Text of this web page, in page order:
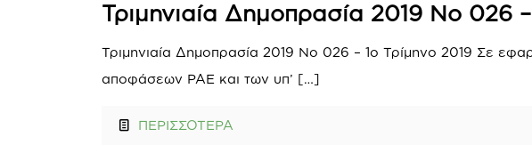
Τριμηνιαία Δημοπρασία 2019 Νο 026
Τριμηνιαία Δημοπρασία 2019 Νο 026 – 1ο Τρίμηνο 2019 Σε
αποφάσεων ΡΑΕ και των υπ’ […]
ΠΕΡΙΣΣΟΤΕΡΑ